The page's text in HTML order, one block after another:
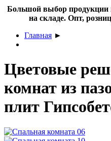
Большой выбор продукции
на складе. Опт,
Главная ►
Цветовые
комнат из
плит